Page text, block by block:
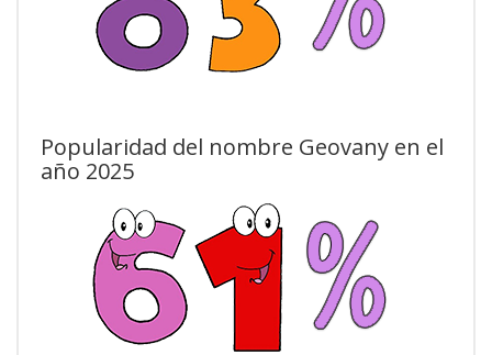
Popularidad del nombre Geovany en el
año 2025